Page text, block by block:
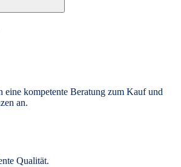
eine kompetente Beratung zum Kauf und
an.
Qualität.